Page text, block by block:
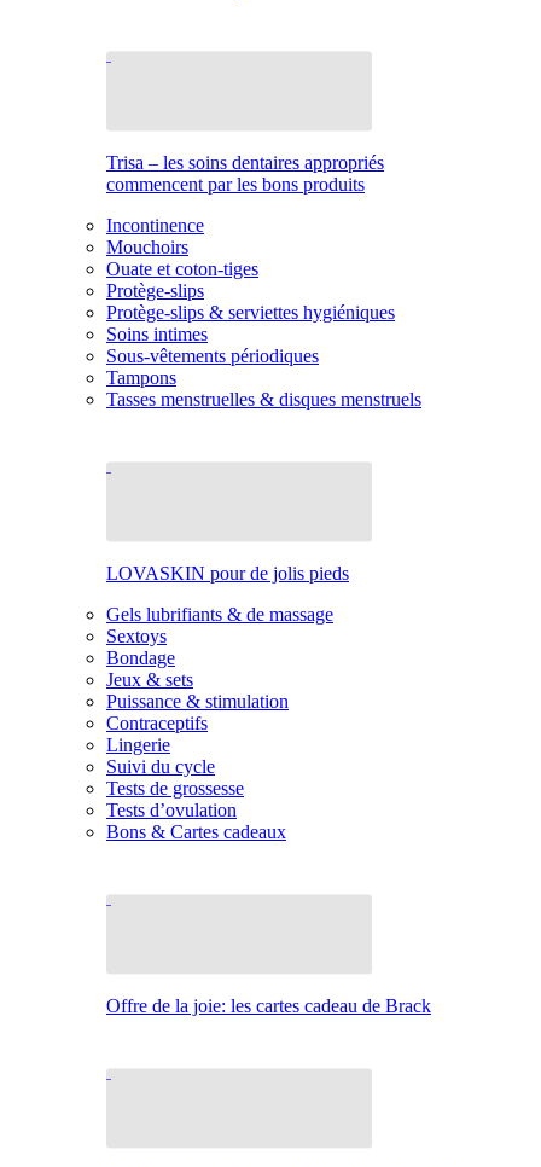
Trisa – les soins dentaires appropriés
commencent par les bons produits
Incontinence
Mouchoirs
Ouate et coton-tiges
Protège-slips
Protège-slips & serviettes hygiéniques
Soins intimes
Sous-vêtements périodiques
Tampons
Tasses menstruelles & disques menstruels
LOVASKIN pour de jolis pieds
Gels lubrifiants & de massage
Sextoys
Bondage
Jeux & sets
Puissance & stimulation
Contraceptifs
Lingerie
Suivi du cycle
Tests de grossesse
Tests d’ovulation
Bons & Cartes cadeaux
Offre de la joie: les cartes cadeau de Brack